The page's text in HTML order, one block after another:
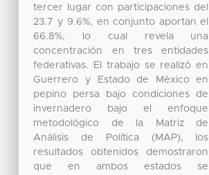
tercer lugar con participaciones del
23.7 y 9.6%, en conjunto aportan el
66.8%, lo cual revela una
concentración en tres entidades
federativas. El trabajo se realizó en
Guerrero y Estado de México en
pepino persa bajo condiciones de
invernadero bajo el enfoque
metodológico de la Matriz de
Análisis de Política (MAP), los
resultados obtenidos demostraron
que en ambos estados se